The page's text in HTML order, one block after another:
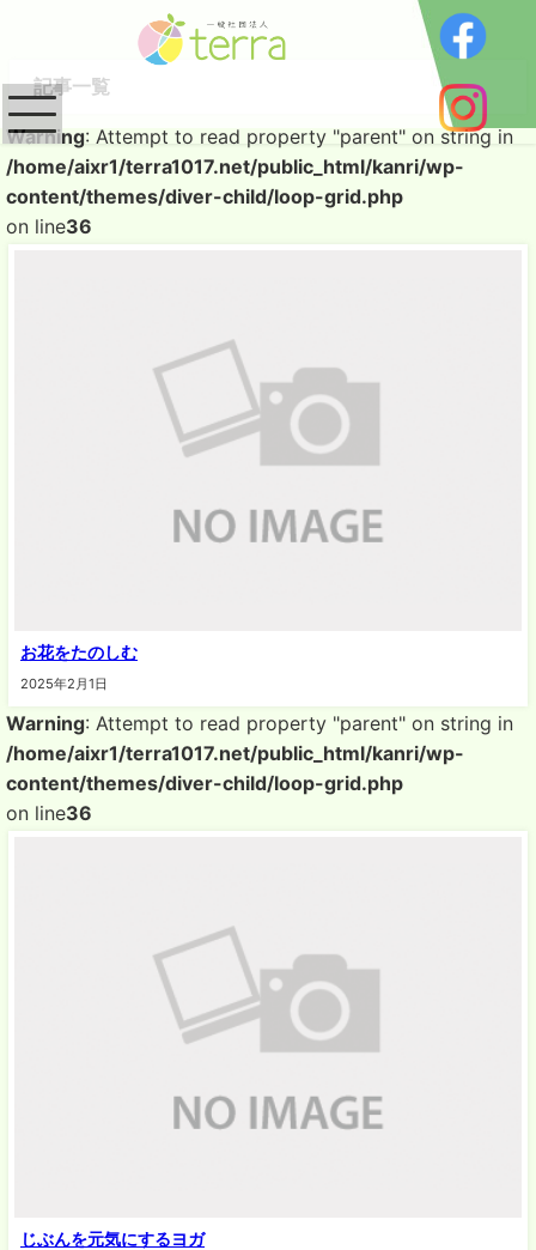
記事一覧
Warning: Attempt to read property "parent" on string in
/home/aixr1/terra1017.net/public_html/kanri/wp-
content/themes/diver-child/loop-grid.php
on line36
お花をたのしむ
2025年2月1日
Warning: Attempt to read property "parent" on string in
/home/aixr1/terra1017.net/public_html/kanri/wp-
content/themes/diver-child/loop-grid.php
on line36
じぶんを元気にするヨガ